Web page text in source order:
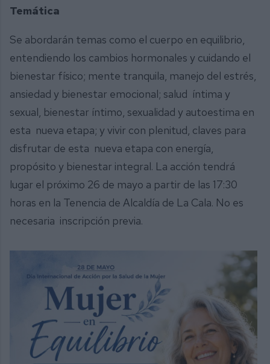
Temática
Se abordarán temas como el cuerpo en equilibrio,
entendiendo los cambios hormonales y cuidando el
bienestar físico; mente tranquila, manejo del estrés,
ansiedad y bienestar emocional; salud íntima y
sexual, bienestar íntimo, sexualidad y autoestima en
esta nueva etapa; y vivir con plenitud, claves para
disfrutar de esta nueva etapa con energía,
propósito y bienestar integral. La acción tendrá
lugar el próximo 26 de mayo a partir de las 17:30
horas en la Tenencia de Alcaldía de La Cala. No es
necesaria inscripción previa.